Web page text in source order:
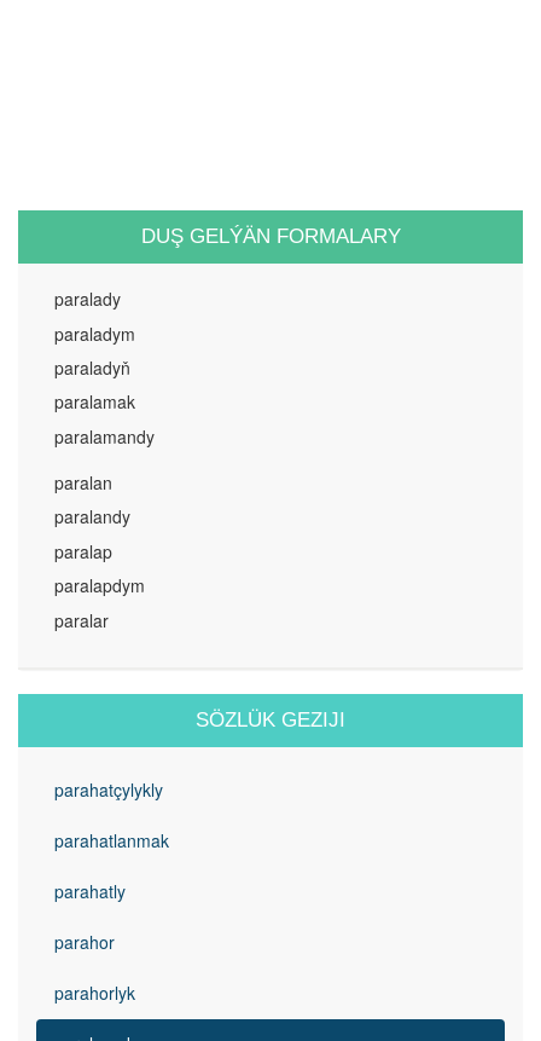
DUŞ GELÝÄN FORMALARY
paralady
paraladym
paraladyň
paralamak
paralamandy
paralan
paralandy
paralap
paralapdym
paralar
SÖZLÜK GEZIJI
parahatçylykly
parahatlanmak
parahatly
parahor
parahorlyk